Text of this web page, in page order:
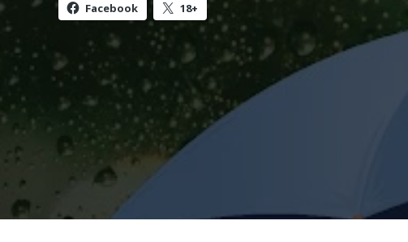
Facebook 18+